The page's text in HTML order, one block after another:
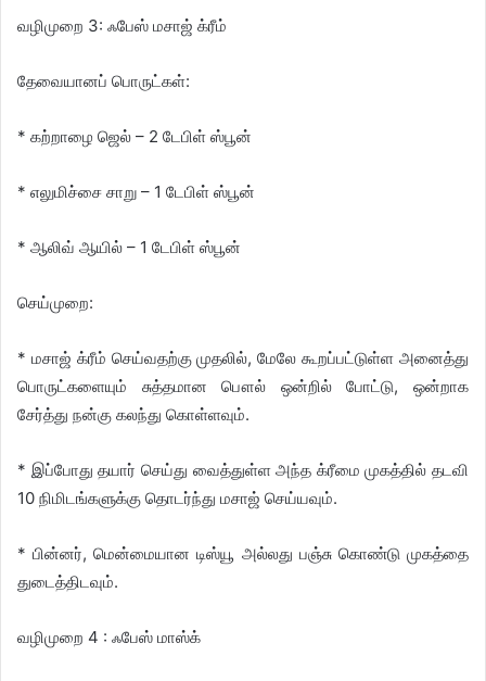
வழிமுறை 3: ஃபேஸ் மசாஜ் க்ரீம்
தேவையானப் பொருட்கள்:
* கற்றாழை ஜெல் – 2 டேபிள் ஸ்பூன்
* எலுமிச்சை சாறு – 1 டேபிள் ஸ்பூன்
* ஆலிவ் ஆயில் – 1 டேபிள் ஸ்பூன்
செய்முறை:
* மசாஜ் க்ரீம் செய்வதற்கு முதலில், மேலே கூறப்பட்டுள்ள அனைத்து
பொருட்களையும் சுத்தமான பௌல் ஒன்றில் போட்டு, ஒன்றாக
சேர்த்து நன்கு கலந்து கொள்ளவும்.
* இப்போது தயார் செய்து வைத்துள்ள அந்த க்ரீமை முகத்தில் தடவி
10 நிமிடங்களுக்கு தொடர்ந்து மசாஜ் செய்யவும்.
* பின்னர், மென்மையான டிஸ்யூ அல்லது பஞ்சு கொண்டு முகத்தை
துடைத்திடவும்.
வழிமுறை 4 : ஃபேஸ் மாஸ்க்